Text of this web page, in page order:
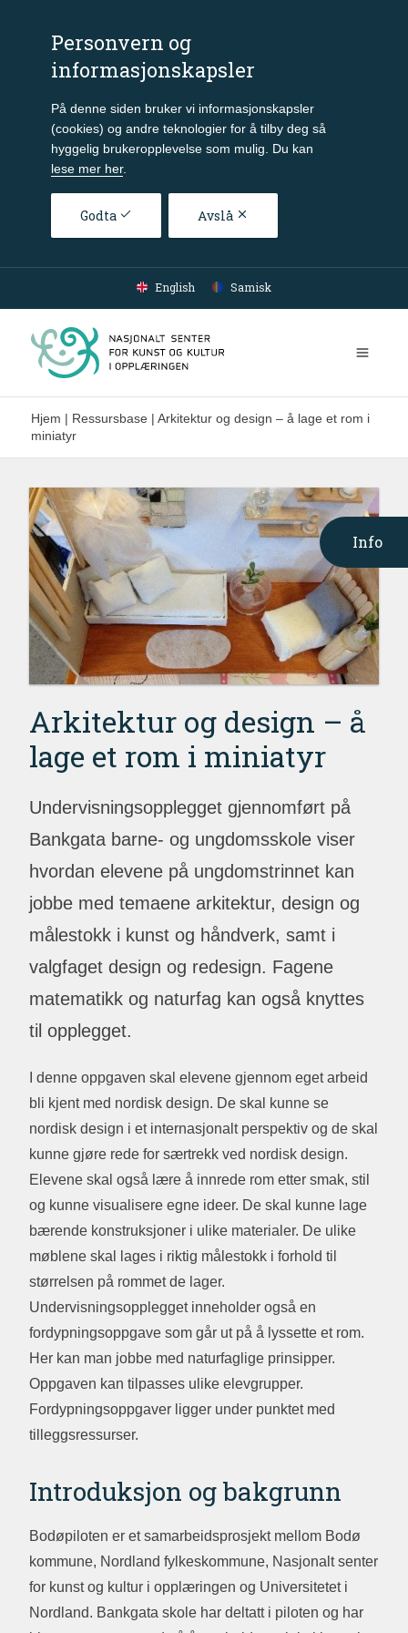
Personvern og
informasjonskapsler
På denne siden bruker vi informasjonskapsler
(cookies) og andre teknologier for å tilby deg så
hyggelig brukeropplevelse som mulig. Du kan
lese mer her.
Godta Avslå
Gå til hovedinnhold
English Samisk
Hjem | Ressursbase | Arkitektur og design – å lage et rom i
miniatyr
Info
Arkitektur og design – å
lage et rom i miniatyr
Undervisningsopplegget gjennomført på
Bankgata barne- og ungdomsskole viser
hvordan elevene på ungdomstrinnet kan
jobbe med temaene arkitektur, design og
målestokk i kunst og håndverk, samt i
valgfaget design og redesign. Fagene
matematikk og naturfag kan også knyttes
til opplegget.
I denne oppgaven skal elevene gjennom eget arbeid
bli kjent med nordisk design. De skal kunne se
nordisk design i et internasjonalt perspektiv og de skal
kunne gjøre rede for særtrekk ved nordisk design.
Elevene skal også lære å innrede rom etter smak, stil
og kunne visualisere egne ideer. De skal kunne lage
bærende konstruksjoner i ulike materialer. De ulike
møblene skal lages i riktig målestokk i forhold til
størrelsen på rommet de lager.
Undervisningsopplegget inneholder også en
fordypningsoppgave som går ut på å lyssette et rom.
Her kan man jobbe med naturfaglige prinsipper.
Oppgaven kan tilpasses ulike elevgrupper.
Fordypningsoppgaver ligger under punktet med
tilleggsressurser.
Introduksjon og bakgrunn
Bodøpiloten er et samarbeidsprosjekt mellom Bodø
kommune, Nordland fylkeskommune, Nasjonalt senter
for kunst og kultur i opplæringen og Universitetet i
Nordland. Bankgata skole har deltatt i piloten og har